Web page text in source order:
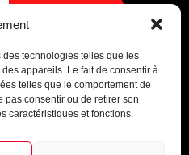
technologies telles que les
appareils. Le fait de consentir à
telles que le comportement de
pas consentir ou de retirer son
caractéristiques et fonctions.
· Instagram
Je